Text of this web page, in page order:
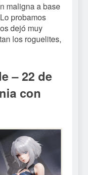
maligna a base
probamos
dejó muy
los roguelites,
– 22 de
con